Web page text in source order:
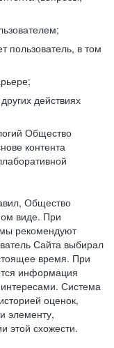
пользователь, в том
действиях
Общество
контента
Общество
виде. При
рекомендуют
Сайта выбирал
время. При
информация
Система
оценок,
элементу,
этой схожести.